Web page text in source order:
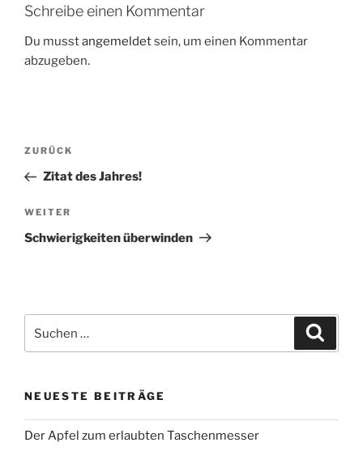
Schreibe einen Kommentar
Du musstangemeldetsein, um einen Kommentar
abzugeben.
Beitragsnavigation
Vorheriger
Beitrag
ZURÜCK
Zitat des Jahres!
Nächster
Beitrag
WEITER
Schwierigkeiten überwinden
nach:
NEUESTE BEITRÄGE
Der Apfel zum erlaubten Taschenmesser